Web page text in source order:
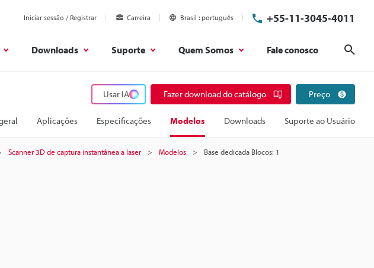
Iniciar sessão / Registrar Carreira Brasil português +55-11-3045-4011
Downloads Suporte Quem Somos Fale conosco
Usar IA Fazer download do catálogo Preço
Aplicações Especificações Modelos Downloads Suporte ao Usuário
Scanner 3D de captura instantânea a laser Modelos Base dedicada Blocos: 1